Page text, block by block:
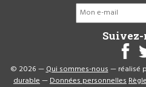
Suivez-
© 2026 —Qui sommes-nous— réalisé
durable—Données personnelles